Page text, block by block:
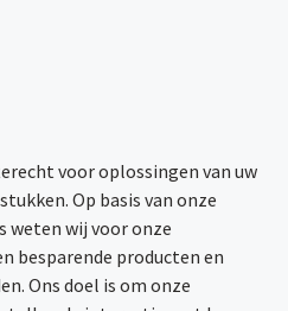
voor oplossingen van uw
Op basis van onze
weten wij voor onze
besparende producten en
Ons doel is om onze